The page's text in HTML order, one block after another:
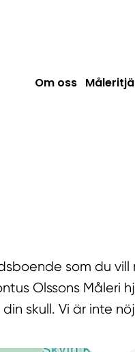
Om oss
som du
Olssons Måleri
skull. Vi är inte